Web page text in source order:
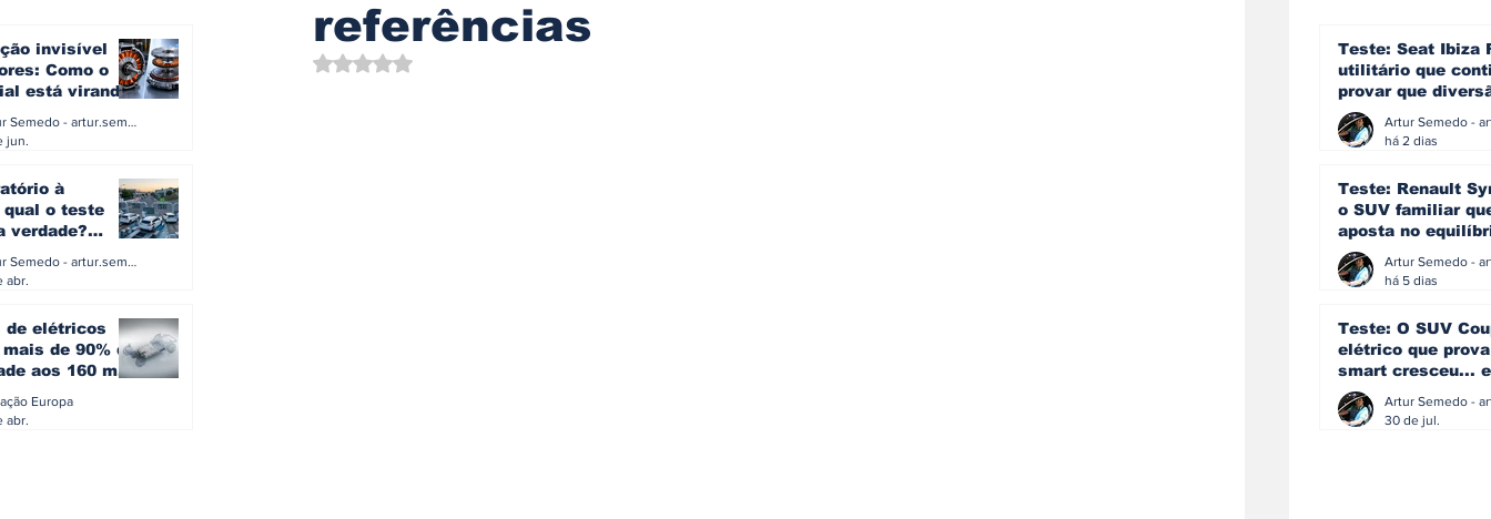
invisível
Como o
está virando
Artur Semedo - artur.semedo@publiracing.pt
jun.
à
qual o teste
verdade?
Artur Semedo - artur.semedo@publiracing.pt
abr.
de elétricos
de 90% da
aos 160 mil
Europa
abr.
referências
Avaliado com NaN de 5 estrelas.
Teste: Seat Ibiza
utilitário que
provar que
eficiência e
simplicidade
há 2 dias
Teste: Renault
o SUV familiar
aposta no
ainda acredita na
manualhá 5 dias
Teste: O SUV
elétrico que
smart cresceu... e
amadureceu
30 de jul.